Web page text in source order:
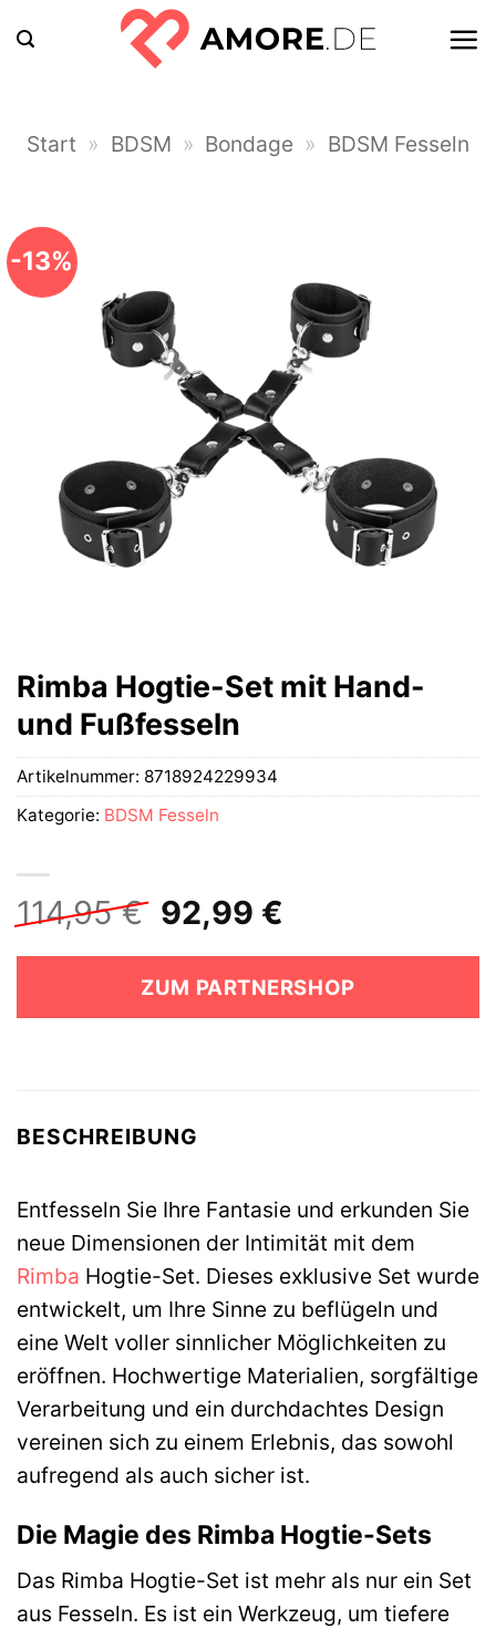
Inhalt
Start » BDSM » Bondage » BDSM Fesseln
-13%
Rimba Hogtie-Set mit Hand-
und Fußfesseln
114,95€ Ursprünglicher
Preis
war:
114,95 €
92,99 €
ist:
92,99 €.
ZUM PARTNERSHOP
Artikelnummer: 8718924229934
Kategorie: BDSM Fesseln
BESCHREIBUNG
Entfesseln Sie Ihre Fantasie und erkunden Sie
neue Dimensionen der Intimität mit dem
Rimba Hogtie-Set. Dieses exklusive Set wurde
entwickelt, um Ihre Sinne zu beflügeln und
eine Welt voller sinnlicher Möglichkeiten zu
eröffnen. Hochwertige Materialien, sorgfältige
Verarbeitung und ein durchdachtes Design
vereinen sich zu einem Erlebnis, das sowohl
aufregend als auch sicher ist.
Die Magie des Rimba Hogtie-Sets
Das Rimba Hogtie-Set ist mehr als nur ein Set
aus Fesseln. Es ist ein Werkzeug, um tiefere